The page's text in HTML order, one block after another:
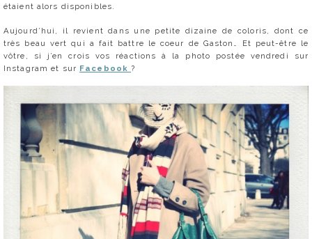
étaient alors disponibles.
Aujourd’hui, il revient dans une petite dizaine de coloris, dont ce
très beau vert qui a fait battre le coeur de Gaston… Et peut-être le
vôtre, si j’en crois vos réactions à la photo postée vendredi sur
Instagram et sur Facebook ?